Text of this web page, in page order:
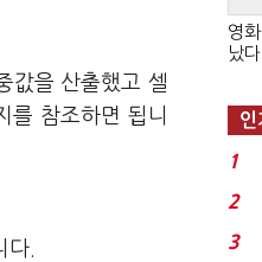
값을 산출했고 셀
를 참조하면 됩니
다.
영
났
인
1
2
3